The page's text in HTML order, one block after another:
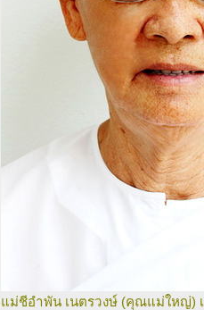
แม่ชีอำพัน เนตรวงษ์ (คุณแม่ใหญ่)